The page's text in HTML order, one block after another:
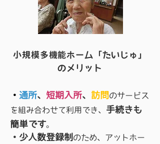
小規模多機能ホーム「たいじゅ」
のメリット
・ 通所、 短期入所、 訪問 のサービス
を組み合わせて利用でき、 手続きも
簡単です。
・少人数登録制 のため、アットホー